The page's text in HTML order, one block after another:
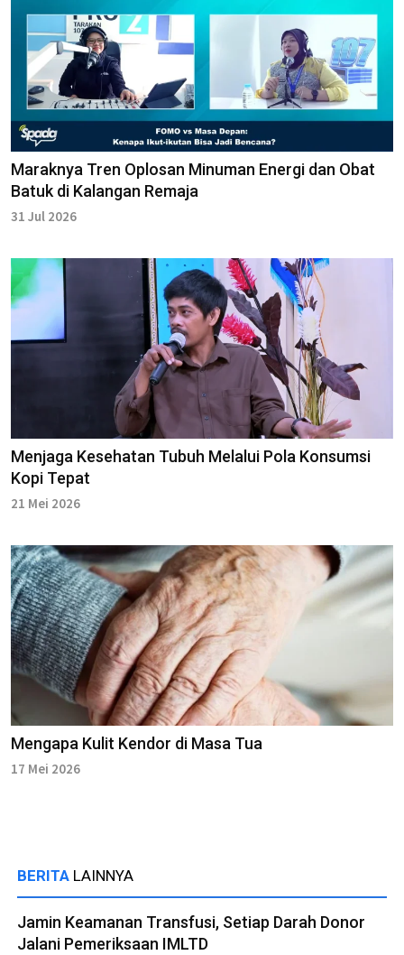
Maraknya Tren Oplosan Minuman Energi dan Obat
Batuk di Kalangan Remaja
31 Jul 2026
Menjaga Kesehatan Tubuh Melalui Pola Konsumsi
Kopi Tepat
21 Mei 2026
Mengapa Kulit Kendor di Masa Tua
17 Mei 2026
BERITA LAINNYA
Jamin Keamanan Transfusi, Setiap Darah Donor
Jalani Pemeriksaan IMLTD